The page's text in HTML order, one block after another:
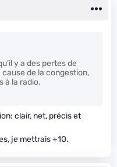
y a des pertes de
cause de la congestion,
à la radio.
clair, net, précis et
je mettrais +10.